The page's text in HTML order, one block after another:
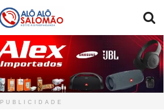
PUBLICIDADE